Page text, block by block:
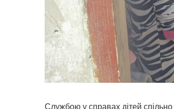
Службою у справах дітей спільно